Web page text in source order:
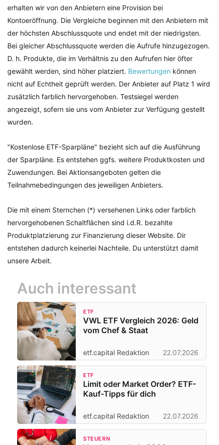
erhalten wir von den Anbietern eine Provision bei
Kontoeröffnung. Die Vergleiche beginnen mit den Anbietern mit
der höchsten Abschlussquote und endet mit der niedrigsten.
Bei gleicher Abschlussquote werden die Aufrufe hinzugezogen.
D. h. Produkte, die im Verhältnis zu den Aufrufen hier öfter
gewählt werden, sind höher platziert. Bewertungen können
nicht auf Echtheit geprüft werden. Der Anbieter auf Platz 1 wird
zusätzlich farblich hervorgehoben. Testsiegel werden
angezeigt, sofern sie uns vom Anbieter zur Verfügung gestellt
wurden.
"Kostenlose ETF-Sparpläne" bezieht sich auf die Ausführung
der Sparpläne. Es entstehen ggfs. weitere Produktkosten und
Zuwendungen. Bei Aktionsangeboten gelten die
Teilnahmebedingungen des jeweiligen Anbieters.
Die mit einem Sternchen (*) versehenen Links oder farblich
hervorgehobenen Schaltflächen sind i.d.R. bezahlte
Produktplatzierung zur Finanzierung dieser Website. Dir
entstehen dadurch keinerlei Nachteile. Du unterstützt damit
unsere Arbeit.
Auch interessant
ETF
VWL ETF Vergleich 2026: Geld
vom Chef & Staat
etf.capital Redaktion 22.07.2026
ETF
Limit oder Market Order? ETF-
Kauf-Tipps für dich
etf.capital Redaktion 22.07.2026
STEUERN